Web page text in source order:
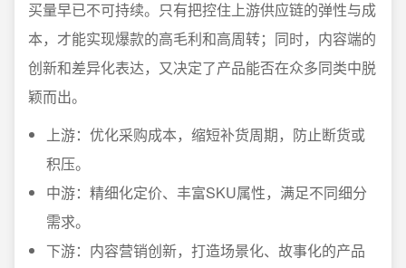
买量早已不可持续。只有把控住上游供应链的弹性与成
本，才能实现爆款的高毛利和高周转；同时，内容端的
创新和差异化表达，又决定了产品能否在众多同类中脱
颖而出。
上游：优化采购成本，缩短补货周期，防止断货或
积压。
中游：精细化定价、丰富SKU属性，满足不同细分
需求。
下游：内容营销创新，打造场景化、故事化的产品